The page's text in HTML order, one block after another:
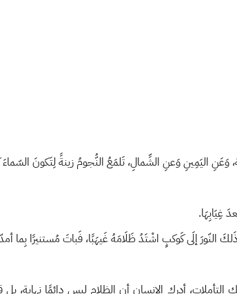
وَعَنِ اليَمِينِ وَعنِ الشِّمالِ، تَلمَعُ النُّجومُ زينةً لِتَكونَ
غِيَابِهَا.
النّورَ إلَى كَوكبٍ اشْتَدُ ظَلَامَهُ غَيهَبًا، فَباتَ مُستنيرًا بِما
أدرك الإنسان أن الظلام ليس دائمًا نهاية، بل